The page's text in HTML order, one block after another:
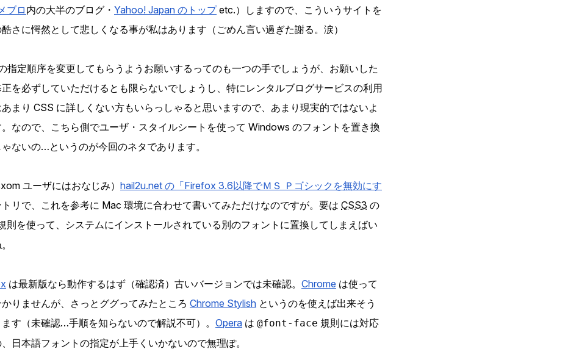
ブロ 内の大半のブログ・ Yahoo! Japan のトップetc.）しますので、こういうサイトを
さに愕然として悲しくなる事が私はあります（ごめん言い過ぎた謝る。涙）
指定順序を変更してもらうようお願いするってのも一つの手でしょうが、お願いした
を必ずしていただけるとも限らないでしょうし、特にレンタルブログサービスの利用
まり CSS に詳しくない方もいらっしゃると思いますので、あまり現実的ではないよ
なので、こちら側でユーザ・スタイルシートを使って Windows のフォントを置き換
ないの…というのが今回のネタであります。
ユーザにはおなじみ） hail2u.net の「Firefox 3.6以降でＭＳ Ｐゴシックを無効にす
リで、これを参考に Mac 環境に合わせて書いてみただけなのですが。要は CSS3 の
則を使って、システムにインストールされている別のフォントに置換してしまえばい
は最新版なら動作するはず（確認済）古いバージョンでは未確認。 Chrome は使って
りませんが、さっとググってみたところ Chrome Stylish というのを使えば出来そう
す（未確認…手順を知らないので解説不可）。 Opera は @font-face 規則には対応
日本語フォントの指定が上手くいかないので無理ぽ。